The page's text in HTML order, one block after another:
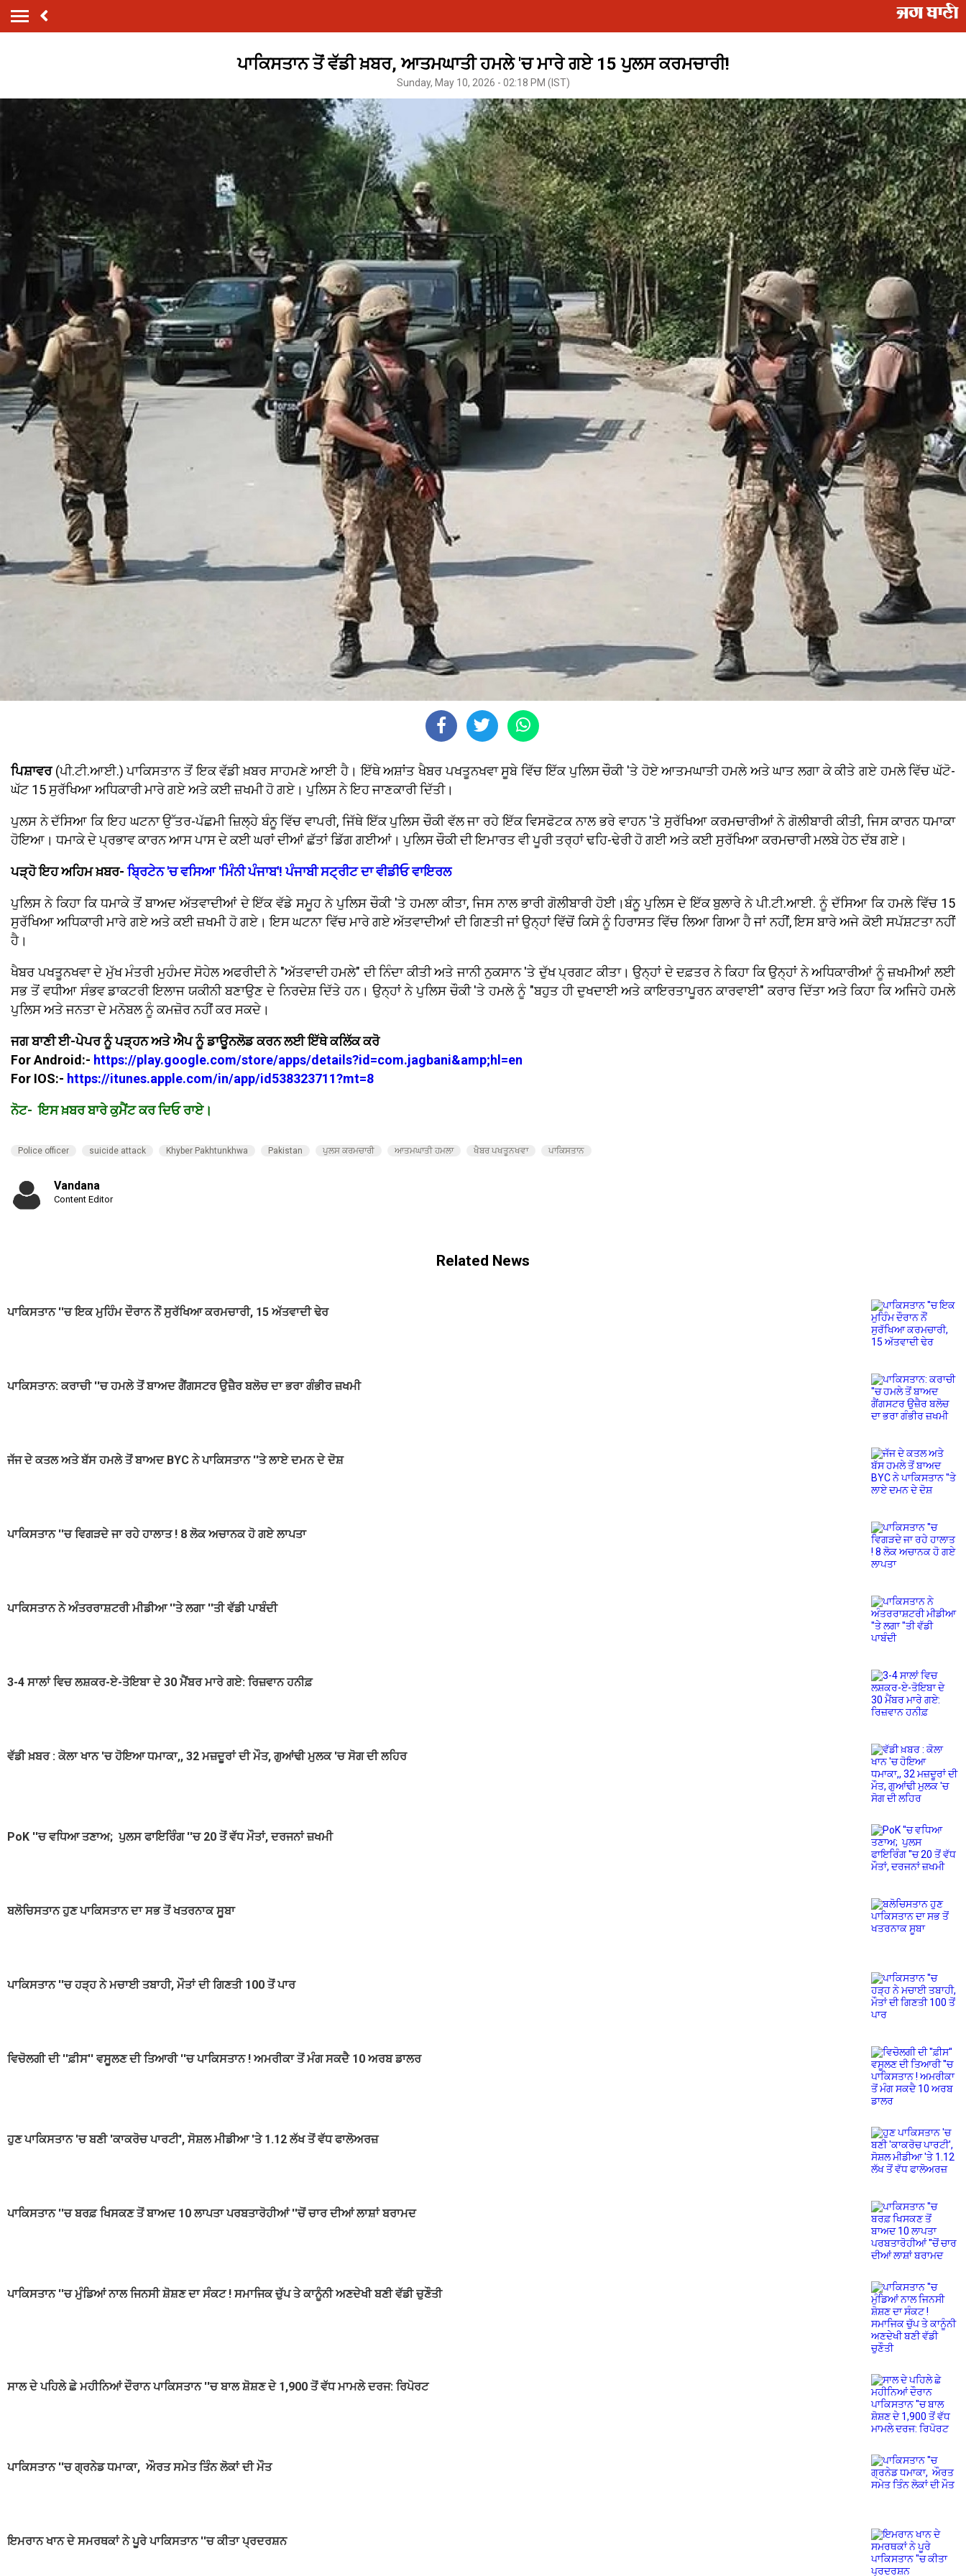
ਪਾਕਿਸਤਾਨ ਤੋਂ ਵੱਡੀ ਖ਼ਬਰ, ਆਤਮਘਾਤੀ ਹਮਲੇ 'ਚ ਮਾਰੇ ਗਏ 15 ਪੁਲਸ ਕਰਮਚਾਰੀ!
Sunday, May 10, 2026 - 02:18 PM (IST)
ਪਿਸ਼ਾਵਰ(ਪੀ.ਟੀ.ਆਈ.) ਪਾਕਿਸਤਾਨ ਤੋਂ ਇਕ ਵੱਡੀ ਖ਼ਬਰ ਸਾਹਮਣੇ ਆਈ ਹੈ। ਇੱਥੇ ਅਸ਼ਾਂਤ ਖੈਬਰ ਪਖਤੂਨਖਵਾ ਸੂਬੇ ਵਿੱਚ ਇੱਕ ਪੁਲਿਸ ਚੌਕੀ 'ਤੇ ਹੋਏ ਆਤਮਘਾਤੀ ਹਮਲੇ ਅਤੇ ਘਾਤ ਲਗਾ ਕੇ ਕੀਤੇ ਗਏ ਹਮਲੇ ਵਿੱਚ ਘੱਟੋ-
ਘੱਟ 15 ਸੁਰੱਖਿਆ ਅਧਿਕਾਰੀ ਮਾਰੇ ਗਏ ਅਤੇ ਕਈ ਜ਼ਖਮੀ ਹੋ ਗਏ। ਪੁਲਿਸ ਨੇ ਇਹ ਜਾਣਕਾਰੀ ਦਿੱਤੀ।
ਪੁਲਸ ਨੇ ਦੱਸਿਆ ਕਿ ਇਹ ਘਟਨਾ ਉੱਤਰ-ਪੱਛਮੀ ਜ਼ਿਲ੍ਹੇ ਬੰਨੂ ਵਿੱਚ ਵਾਪਰੀ, ਜਿੱਥੇ ਇੱਕ ਪੁਲਿਸ ਚੌਕੀ ਵੱਲ ਜਾ ਰਹੇ ਇੱਕ ਵਿਸਫੋਟਕ ਨਾਲ ਭਰੇ ਵਾਹਨ 'ਤੇ ਸੁਰੱਖਿਆ ਕਰਮਚਾਰੀਆਂ ਨੇ ਗੋਲੀਬਾਰੀ ਕੀਤੀ, ਜਿਸ ਕਾਰਨ ਧਮਾਕਾ
ਹੋਇਆ। ਧਮਾਕੇ ਦੇ ਪ੍ਰਭਾਵ ਕਾਰਨ ਆਸ ਪਾਸ ਦੇ ਕਈ ਘਰਾਂ ਦੀਆਂ ਛੱਤਾਂ ਡਿੱਗ ਗਈਆਂ। ਪੁਲਿਸ ਚੌਕੀ ਦੀ ਇਮਾਰਤ ਵੀ ਪੂਰੀ ਤਰ੍ਹਾਂ ਢਹਿ-ਢੇਰੀ ਹੋ ਗਈ ਅਤੇ ਕਈ ਸੁਰੱਖਿਆ ਕਰਮਚਾਰੀ ਮਲਬੇ ਹੇਠ ਦੱਬ ਗਏ।
ਪੜ੍ਹੋ ਇਹ ਅਹਿਮ ਖ਼ਬਰ-ਬ੍ਰਿਟੇਨ 'ਚ ਵਸਿਆ 'ਮਿੰਨੀ ਪੰਜਾਬ'! ਪੰਜਾਬੀ ਸਟ੍ਰੀਟ ਦਾ ਵੀਡੀਓ ਵਾਇਰਲ
ਪੁਲਿਸ ਨੇ ਕਿਹਾ ਕਿ ਧਮਾਕੇ ਤੋਂ ਬਾਅਦ ਅੱਤਵਾਦੀਆਂ ਦੇ ਇੱਕ ਵੱਡੇ ਸਮੂਹ ਨੇ ਪੁਲਿਸ ਚੌਕੀ 'ਤੇ ਹਮਲਾ ਕੀਤਾ, ਜਿਸ ਨਾਲ ਭਾਰੀ ਗੋਲੀਬਾਰੀ ਹੋਈ।ਬੰਨੂ ਪੁਲਿਸ ਦੇ ਇੱਕ ਬੁਲਾਰੇ ਨੇ ਪੀ.ਟੀ.ਆਈ. ਨੂੰ ਦੱਸਿਆ ਕਿ ਹਮਲੇ ਵਿੱਚ 15
ਸੁਰੱਖਿਆ ਅਧਿਕਾਰੀ ਮਾਰੇ ਗਏ ਅਤੇ ਕਈ ਜ਼ਖਮੀ ਹੋ ਗਏ। ਇਸ ਘਟਨਾ ਵਿੱਚ ਮਾਰੇ ਗਏ ਅੱਤਵਾਦੀਆਂ ਦੀ ਗਿਣਤੀ ਜਾਂ ਉਨ੍ਹਾਂ ਵਿੱਚੋਂ ਕਿਸੇ ਨੂੰ ਹਿਰਾਸਤ ਵਿੱਚ ਲਿਆ ਗਿਆ ਹੈ ਜਾਂ ਨਹੀਂ, ਇਸ ਬਾਰੇ ਅਜੇ ਕੋਈ ਸਪੱਸ਼ਟਤਾ ਨਹੀਂ
ਹੈ।
ਖੈਬਰ ਪਖਤੂਨਖਵਾ ਦੇ ਮੁੱਖ ਮੰਤਰੀ ਮੁਹੰਮਦ ਸੋਹੇਲ ਅਫਰੀਦੀ ਨੇ "ਅੱਤਵਾਦੀ ਹਮਲੇ" ਦੀ ਨਿੰਦਾ ਕੀਤੀ ਅਤੇ ਜਾਨੀ ਨੁਕਸਾਨ 'ਤੇ ਦੁੱਖ ਪ੍ਰਗਟ ਕੀਤਾ। ਉਨ੍ਹਾਂ ਦੇ ਦਫ਼ਤਰ ਨੇ ਕਿਹਾ ਕਿ ਉਨ੍ਹਾਂ ਨੇ ਅਧਿਕਾਰੀਆਂ ਨੂੰ ਜ਼ਖਮੀਆਂ ਲਈ
ਸਭ ਤੋਂ ਵਧੀਆ ਸੰਭਵ ਡਾਕਟਰੀ ਇਲਾਜ ਯਕੀਨੀ ਬਣਾਉਣ ਦੇ ਨਿਰਦੇਸ਼ ਦਿੱਤੇ ਹਨ। ਉਨ੍ਹਾਂ ਨੇ ਪੁਲਿਸ ਚੌਕੀ 'ਤੇ ਹਮਲੇ ਨੂੰ "ਬਹੁਤ ਹੀ ਦੁਖਦਾਈ ਅਤੇ ਕਾਇਰਤਾਪੂਰਨ ਕਾਰਵਾਈ" ਕਰਾਰ ਦਿੱਤਾ ਅਤੇ ਕਿਹਾ ਕਿ ਅਜਿਹੇ ਹਮਲੇ
ਪੁਲਿਸ ਅਤੇ ਜਨਤਾ ਦੇ ਮਨੋਬਲ ਨੂੰ ਕਮਜ਼ੋਰ ਨਹੀਂ ਕਰ ਸਕਦੇ।
ਜਗ ਬਾਣੀ ਈ-ਪੇਪਰ ਨੂੰ ਪੜ੍ਹਨ ਅਤੇ ਐਪ ਨੂੰ ਡਾਊਨਲੋਡ ਕਰਨ ਲਈ ਇੱਥੇ ਕਲਿੱਕ ਕਰੋ
For Android:- https://play.google.com/store/apps/details?id=com.jagbani&amp;hl=en
For IOS:- https://itunes.apple.com/in/app/id538323711?mt=8
ਨੋਟ- ਇਸ ਖ਼ਬਰ ਬਾਰੇ ਕੁਮੈਂਟ ਕਰ ਦਿਓ ਰਾਏ।
Police officer suicide attack Khyber Pakhtunkhwa Pakistan ਪੁਲਸ ਕਰਮਚਾਰੀ ਆਤਮਘਾਤੀ ਹਮਲਾ ਖੈਬਰ ਪਖਤੂਨਖਵਾ ਪਾਕਿਸਤਾਨ
Vandana
Content Editor
Related News
ਪਾਕਿਸਤਾਨ ''ਚ ਇਕ ਮੁਹਿੰਮ ਦੌਰਾਨ ਨੌਂ ਸੁਰੱਖਿਆ ਕਰਮਚਾਰੀ, 15 ਅੱਤਵਾਦੀ ਢੇਰ
ਪਾਕਿਸਤਾਨ: ਕਰਾਚੀ ''ਚ ਹਮਲੇ ਤੋਂ ਬਾਅਦ ਗੈਂਗਸਟਰ ਉਜ਼ੈਰ ਬਲੋਚ ਦਾ ਭਰਾ ਗੰਭੀਰ ਜ਼ਖਮੀ
ਜੱਜ ਦੇ ਕਤਲ ਅਤੇ ਬੱਸ ਹਮਲੇ ਤੋਂ ਬਾਅਦ BYC ਨੇ ਪਾਕਿਸਤਾਨ ''ਤੇ ਲਾਏ ਦਮਨ ਦੇ ਦੋਸ਼
ਪਾਕਿਸਤਾਨ ''ਚ ਵਿਗੜਦੇ ਜਾ ਰਹੇ ਹਾਲਾਤ ! 8 ਲੋਕ ਅਚਾਨਕ ਹੋ ਗਏ ਲਾਪਤਾ
ਪਾਕਿਸਤਾਨ ਨੇ ਅੰਤਰਰਾਸ਼ਟਰੀ ਮੀਡੀਆ ''ਤੇ ਲਗਾ ''ਤੀ ਵੱਡੀ ਪਾਬੰਦੀ
3-4 ਸਾਲਾਂ ਵਿਚ ਲਸ਼ਕਰ-ਏ-ਤੋਇਬਾ ਦੇ 30 ਮੈਂਬਰ ਮਾਰੇ ਗਏ: ਰਿਜ਼ਵਾਨ ਹਨੀਫ਼
ਵੱਡੀ ਖ਼ਬਰ : ਕੋਲਾ ਖਾਨ 'ਚ ਹੋਇਆ ਧਮਾਕਾ,, 32 ਮਜ਼ਦੂਰਾਂ ਦੀ ਮੌਤ, ਗੁਆਂਢੀ ਮੁਲਕ 'ਚ ਸੋਗ ਦੀ ਲਹਿਰ
PoK ''ਚ ਵਧਿਆ ਤਣਾਅ; ਪੁਲਸ ਫਾਇਰਿੰਗ ''ਚ 20 ਤੋਂ ਵੱਧ ਮੌਤਾਂ, ਦਰਜਨਾਂ ਜ਼ਖਮੀ
ਬਲੋਚਿਸਤਾਨ ਹੁਣ ਪਾਕਿਸਤਾਨ ਦਾ ਸਭ ਤੋਂ ਖਤਰਨਾਕ ਸੂਬਾ
ਪਾਕਿਸਤਾਨ ''ਚ ਹੜ੍ਹ ਨੇ ਮਚਾਈ ਤਬਾਹੀ, ਮੌਤਾਂ ਦੀ ਗਿਣਤੀ 100 ਤੋਂ ਪਾਰ
ਵਿਚੋਲਗੀ ਦੀ ''ਫ਼ੀਸ'' ਵਸੂਲਣ ਦੀ ਤਿਆਰੀ ''ਚ ਪਾਕਿਸਤਾਨ ! ਅਮਰੀਕਾ ਤੋਂ ਮੰਗ ਸਕਦੈ 10 ਅਰਬ ਡਾਲਰ
ਹੁਣ ਪਾਕਿਸਤਾਨ 'ਚ ਬਣੀ 'ਕਾਕਰੋਚ ਪਾਰਟੀ', ਸੋਸ਼ਲ ਮੀਡੀਆ 'ਤੇ 1.12 ਲੱਖ ਤੋਂ ਵੱਧ ਫਾਲੋਅਰਜ਼
ਪਾਕਿਸਤਾਨ ''ਚ ਬਰਫ਼ ਖਿਸਕਣ ਤੋਂ ਬਾਅਦ 10 ਲਾਪਤਾ ਪਰਬਤਾਰੋਹੀਆਂ ''ਚੋਂ ਚਾਰ ਦੀਆਂ ਲਾਸ਼ਾਂ ਬਰਾਮਦ
ਪਾਕਿਸਤਾਨ ''ਚ ਮੁੰਡਿਆਂ ਨਾਲ ਜਿਨਸੀ ਸ਼ੋਸ਼ਣ ਦਾ ਸੰਕਟ ! ਸਮਾਜਿਕ ਚੁੱਪ ਤੇ ਕਾਨੂੰਨੀ ਅਣਦੇਖੀ ਬਣੀ ਵੱਡੀ ਚੁਣੌਤੀ
ਸਾਲ ਦੇ ਪਹਿਲੇ ਛੇ ਮਹੀਨਿਆਂ ਦੌਰਾਨ ਪਾਕਿਸਤਾਨ ''ਚ ਬਾਲ ਸ਼ੋਸ਼ਣ ਦੇ 1,900 ਤੋਂ ਵੱਧ ਮਾਮਲੇ ਦਰਜ: ਰਿਪੋਰਟ
ਪਾਕਿਸਤਾਨ ''ਚ ਗ੍ਰਨੇਡ ਧਮਾਕਾ, ਔਰਤ ਸਮੇਤ ਤਿੰਨ ਲੋਕਾਂ ਦੀ ਮੌਤ
ਇਮਰਾਨ ਖਾਨ ਦੇ ਸਮਰਥਕਾਂ ਨੇ ਪੂਰੇ ਪਾਕਿਸਤਾਨ ''ਚ ਕੀਤਾ ਪ੍ਰਦਰਸ਼ਨ